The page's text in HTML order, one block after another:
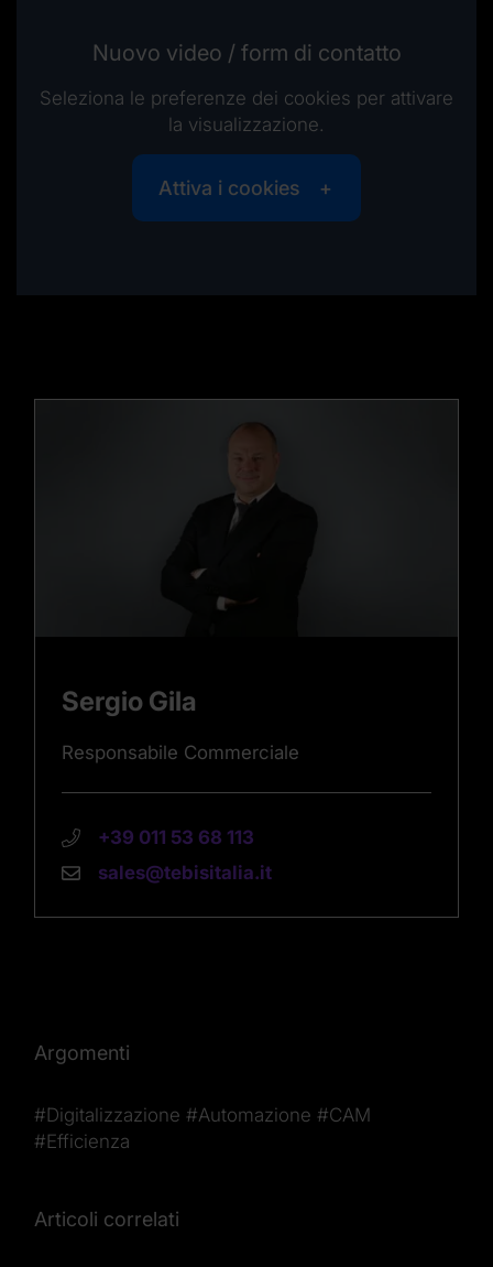
Nuovo video / form di contatto
Seleziona le preferenze dei cookies per attivare
la visualizzazione.
Attiva i cookies
Sergio Gila
Responsabile Commerciale
+39 011 53 68 113
sales@tebisitalia.it
Argomenti
#Digitalizzazione #Automazione #CAM
#Efficienza
Articoli correlati